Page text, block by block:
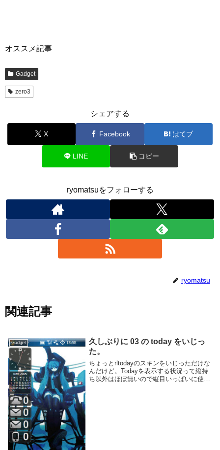
オススメ記事
Gadget
zero3
シェアする
X Facebook はてブ
LINE コピー
ryomatsuをフォローする
ryomatsu
関連記事
Gadget
久しぶりに 03 の today をいじっ
た。
ちょっとrltodayのスキンをいじっただけな
んだけど。Todayを表示する状況って縦持
ち以外はほぼ無いので縦目いっぱいに使っ